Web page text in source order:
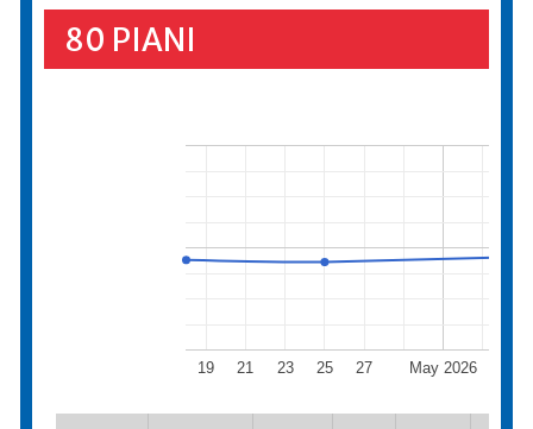
80 PIANI
May 2026
19 21 23 25 27